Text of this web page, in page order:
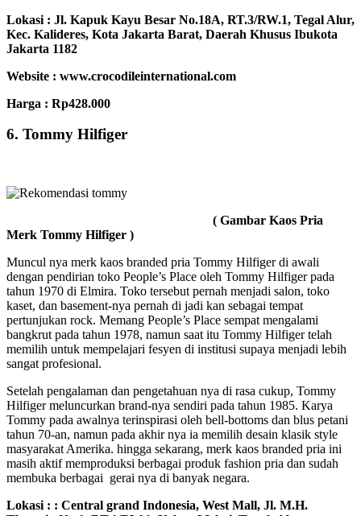
Lokasi : Jl. Kapuk Kayu Besar No.18A, RT.3/RW.1, Tegal Alur,
Kec. Kalideres, Kota Jakarta Barat, Daerah Khusus Ibukota
Jakarta 1182
Website : www.crocodileinternational.com
Harga : Rp428.000
6. Tommy Hilfiger
( Gambar Kaos Pria
Merk Tommy Hilfiger )
Muncul nya merk kaos branded pria Tommy Hilfiger di awali
dengan pendirian toko People’s Place oleh Tommy Hilfiger pada
tahun 1970 di Elmira. Toko tersebut pernah menjadi salon, toko
kaset, dan basement-nya pernah di jadi kan sebagai tempat
pertunjukan rock. Memang People’s Place sempat mengalami
bangkrut pada tahun 1978, namun saat itu Tommy Hilfiger telah
memilih untuk mempelajari fesyen di institusi supaya menjadi lebih
sangat profesional.
Setelah pengalaman dan pengetahuan nya di rasa cukup, Tommy
Hilfiger meluncurkan brand-nya sendiri pada tahun 1985. Karya
Tommy pada awalnya terinspirasi oleh bell-bottoms dan blus petani
tahun 70-an, namun pada akhir nya ia memilih desain klasik style
masyarakat Amerika. hingga sekarang, merk kaos branded pria ini
masih aktif memproduksi berbagai produk fashion pria dan sudah
membuka berbagai gerai nya di banyak negara.
Lokasi : : Central grand Indonesia, West Mall, Jl. M.H.